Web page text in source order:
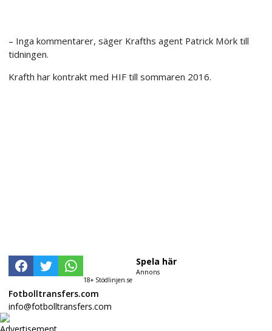
– Inga kommentarer, säger Krafths agent Patrick Mörk till
tidningen.
Krafth har kontrakt med HIF till sommaren 2016.
18+ Stödlinjen.se
Spela här
Annons
Fotbolltransfers.com
info@fotbolltransfers.com